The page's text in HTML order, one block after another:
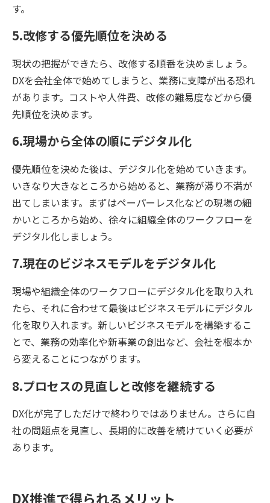
す。
5.改修する優先順位を決める
現状の把握ができたら、改修する順番を決めましょう。
DXを会社全体で始めてしまうと、業務に支障が出る恐れ
があります。コストや人件費、改修の難易度などから優
先順位を決めます。
6.現場から全体の順にデジタル化
優先順位を決めた後は、デジタル化を始めていきます。
いきなり大きなところから始めると、業務が滞り不満が
出てしまいます。まずはペーパーレス化などの現場の細
かいところから始め、徐々に組織全体のワークフローを
デジタル化しましょう。
7.現在のビジネスモデルをデジタル化
現場や組織全体のワークフローにデジタル化を取り入れ
たら、それに合わせて最後はビジネスモデルにデジタル
化を取り入れます。新しいビジネスモデルを構築するこ
とで、業務の効率化や新事業の創出など、会社を根本か
ら変えることにつながります。
8.プロセスの見直しと改修を継続する
DX化が完了しただけで終わりではありません。さらに自
社の問題点を見直し、長期的に改善を続けていく必要が
あります。
DX推進で得られるメリット